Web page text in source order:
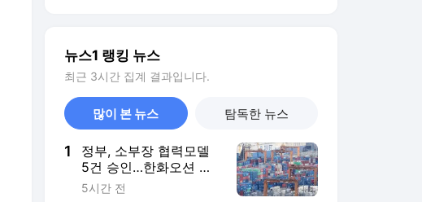
뉴스1 랭킹 뉴스
최근 3시간 집계 결과입니다.
많이 본 뉴스 탐독한 뉴스
1
정부, 소부장 협력모델
5건 승인…한화오션 등
'슈퍼을' 5곳 선정
5시간 전